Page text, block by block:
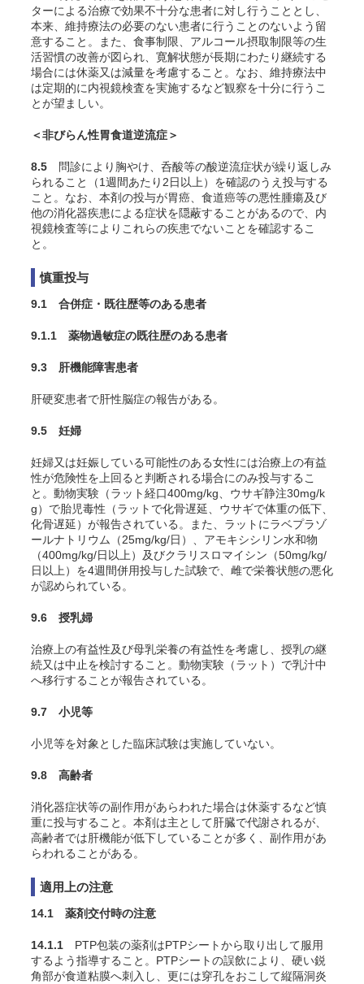
ターによる治療で効果不十分な患者に対し行うこととし、
本来、維持療法の必要のない患者に行うことのないよう留
意すること。また、食事制限、アルコール摂取制限等の生
活習慣の改善が図られ、寛解状態が長期にわたり継続する
場合には休薬又は減量を考慮すること。なお、維持療法中
は定期的に内視鏡検査を実施するなど観察を十分に行うこ
とが望ましい。
＜非びらん性胃食道逆流症＞
8.5 問診により胸やけ、呑酸等の酸逆流症状が繰り返しみ
られること（1週間あたり2日以上）を確認のうえ投与する
こと。なお、本剤の投与が胃癌、食道癌等の悪性腫瘍及び
他の消化器疾患による症状を隠蔽することがあるので、内
視鏡検査等によりこれらの疾患でないことを確認するこ
と。
慎重投与
9.1 合併症・既往歴等のある患者
9.1.1 薬物過敏症の既往歴のある患者
9.3 肝機能障害患者
肝硬変患者で肝性脳症の報告がある。
9.5 妊婦
妊婦又は妊娠している可能性のある女性には治療上の有益
性が危険性を上回ると判断される場合にのみ投与するこ
と。動物実験（ラット経口400mg/kg、ウサギ静注30mg/k
g）で胎児毒性（ラットで化骨遅延、ウサギで体重の低下、
化骨遅延）が報告されている。また、ラットにラベプラゾ
ールナトリウム（25mg/kg/日）、アモキシシリン水和物
（400mg/kg/日以上）及びクラリスロマイシン（50mg/kg/
日以上）を4週間併用投与した試験で、雌で栄養状態の悪化
が認められている。
9.6 授乳婦
治療上の有益性及び母乳栄養の有益性を考慮し、授乳の継
続又は中止を検討すること。動物実験（ラット）で乳汁中
へ移行することが報告されている。
9.7 小児等
小児等を対象とした臨床試験は実施していない。
9.8 高齢者
消化器症状等の副作用があらわれた場合は休薬するなど慎
重に投与すること。本剤は主として肝臓で代謝されるが、
高齢者では肝機能が低下していることが多く、副作用があ
らわれることがある。
適用上の注意
14.1 薬剤交付時の注意
14.1.1 PTP包装の薬剤はPTPシートから取り出して服用
するよう指導すること。PTPシートの誤飲により、硬い鋭
角部が食道粘膜へ刺入し、更には穿孔をおこして縦隔洞炎